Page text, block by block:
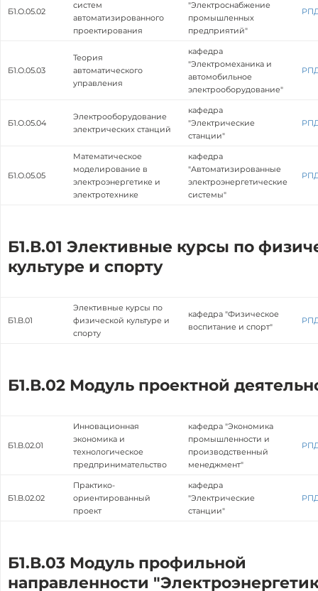
Б1.О.05.02
систем
автоматизированного
проектирования
"Электроснабжение
промышленных
предприятий"
Б1.О.05.03
Теория
автоматического
управления
кафедра
"Электромеханика и
автомобильное
электрооборудование"
Б1.О.05.04
Электрооборудование
электрических станций
кафедра
"Электрические
станции"
Б1.О.05.05
Математическое
моделирование в
электроэнергетике и
электротехнике
кафедра
"Автоматизированные
электроэнергетические
системы"
Б1.В.01 Элективные курсы по
культуре и спорту
Б1.В.01
Элективные курсы по
физической культуре и
спорту
кафедра "Физическое
воспитание и спорт"
Б1.В.02 Модуль проектной
Б1.В.02.01
Инновационная
экономика и
технологическое
предпринимательство
кафедра "Экономика
промышленности и
производственный
менеджмент"
Б1.В.02.02
Практико-
ориентированный
проект
кафедра
"Электрические
станции"
Б1.В.03 Модуль профильной
направленности